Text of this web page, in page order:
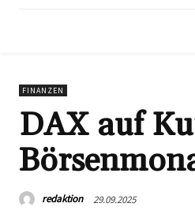
FINANZEN
DAX auf
redaktion 29.09.2025